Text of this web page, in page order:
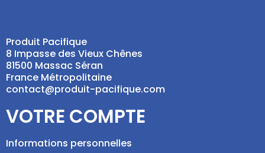
Produit Pacifique
8 Impasse des Vieux Chênes
81500 Massac Séran
France Métropolitaine
contact@produit-pacifique.com
VOTRE COMPTE
Informations personnelles